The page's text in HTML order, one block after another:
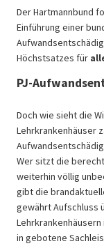
Der Hartmannbund
Einführung einer
Höchstsatzes für
PJ-
Doch wie sieht die
Lehrkrankenhäuser
Wer sitzt die
weiterhin völlig
gibt die
gewährt Aufschluss
in gebotene